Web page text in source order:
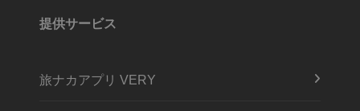
提供サービス
旅ナカアプリ VERY